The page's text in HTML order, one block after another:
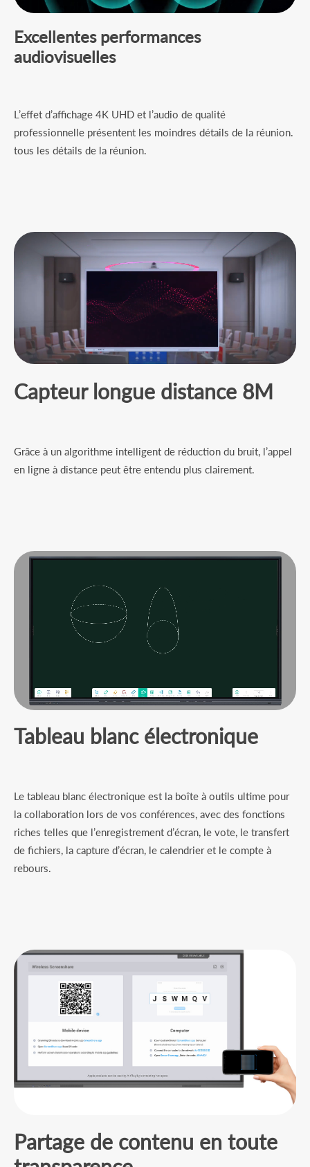
Excellentes performances
audiovisuelles
L’effet d’affichage 4K UHD et l’audio de qualité
professionnelle présentent les moindres détails de la réunion.
tous les détails de la réunion.
Capteur longue distance 8M
Grâce à un algorithme intelligent de réduction du bruit, l’appel
en ligne à distance peut être entendu plus clairement.
Tableau blanc électronique
Le tableau blanc électronique est la boîte à outils ultime pour
la collaboration lors de vos conférences, avec des fonctions
riches telles que l’enregistrement d’écran, le vote, le transfert
de fichiers, la capture d’écran, le calendrier et le compte à
rebours.
Partage de contenu en toute